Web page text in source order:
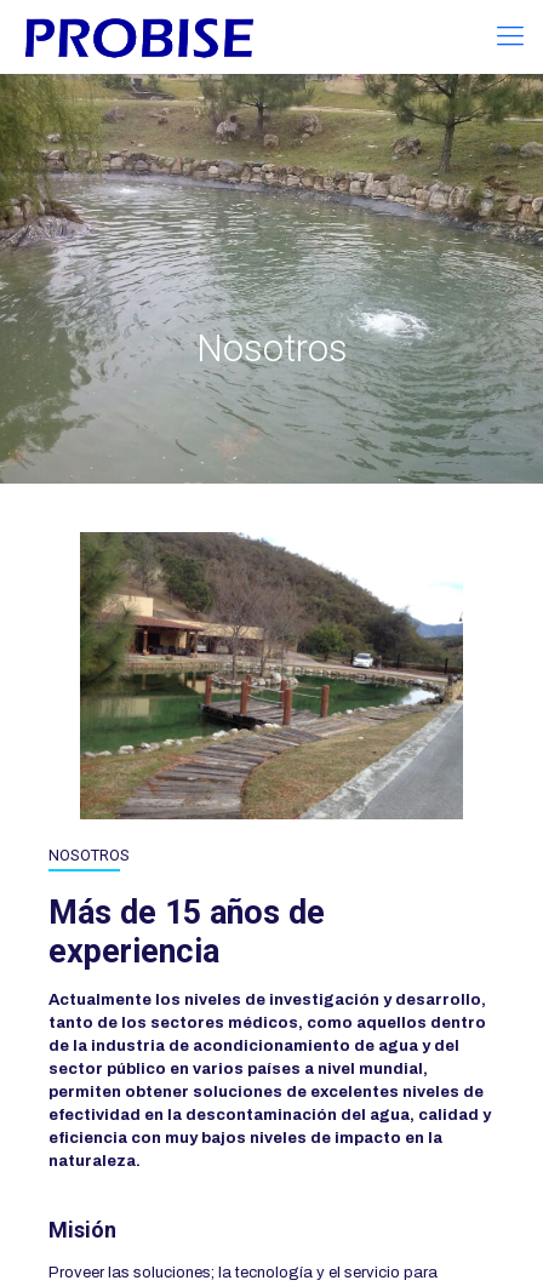
Nosotros
NOSOTROS
Más de 15 años de
experiencia
Actualmente los niveles de investigación y desarrollo,
tanto de los sectores médicos, como aquellos dentro
de la industria de acondicionamiento de agua y del
sector público en varios países a nivel mundial,
permiten obtener soluciones de excelentes niveles de
efectividad en la descontaminación del agua, calidad y
eficiencia con muy bajos niveles de impacto en la
naturaleza.
Misión
Proveer las soluciones; la tecnología y el servicio para